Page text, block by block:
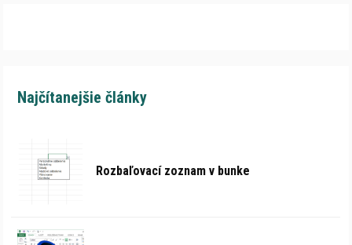
Najčítanejšie články
Rozbaľovací zoznam v bunke